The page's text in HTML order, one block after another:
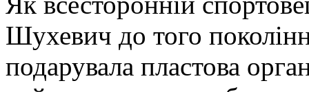
Шухевич до того
подарувала пластова